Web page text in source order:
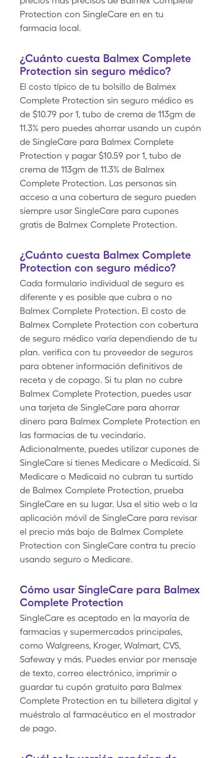
Protection con SingleCare en en tu
farmacia local.
¿Cuánto cuesta Balmex Complete
Protection sin seguro médico?
El costo típico de tu bolsillo de Balmex
Complete Protection sin seguro médico es
de $10.79 por 1, tubo de crema de 113gm de
11.3% pero puedes ahorrar usando un cupón
de SingleCare para Balmex Complete
Protection y pagar $10.59 por 1, tubo de
crema de 113gm de 11.3% de Balmex
Complete Protection. Las personas sin
acceso a una cobertura de seguro pueden
siempre usar SingleCare para cupones
gratis de Balmex Complete Protection.
¿Cuánto cuesta Balmex Complete
Protection con seguro médico?
Cada formulario individual de seguro es
diferente y es posible que cubra o no
Balmex Complete Protection. El costo de
Balmex Complete Protection con cobertura
de seguro médico varía dependiendo de tu
plan. verifica con tu proveedor de seguros
para obtener información definitivos de
receta y de copago. Si tu plan no cubre
Balmex Complete Protection, puedes usar
una tarjeta de SingleCare para ahorrar
dinero para Balmex Complete Protection en
las farmacias de tu vecindario.
Adicionalmente, puedes utilizar cupones de
SingleCare si tienes Medicare o Medicaid. Si
Medicare o Medicaid no cubran tu surtido
de Balmex Complete Protection, prueba
SingleCare en su lugar. Usa el sitio web o la
aplicación móvil de SingleCare para revisar
el precio más bajo de Balmex Complete
Protection con SingleCare contra tu precio
usando seguro o Medicare.
Cómo usar SingleCare para Balmex
Complete Protection
SingleCare es aceptado en la mayoría de
farmacias y supermercados principales,
como Walgreens, Kroger, Walmart, CVS,
Safeway y más. Puedes enviar por mensaje
de texto, correo electrónico, imprimir o
guardar tu cupón gratuito para Balmex
Complete Protection en tu billetera digital y
muéstralo al farmacéutico en el mostrador
de pago.